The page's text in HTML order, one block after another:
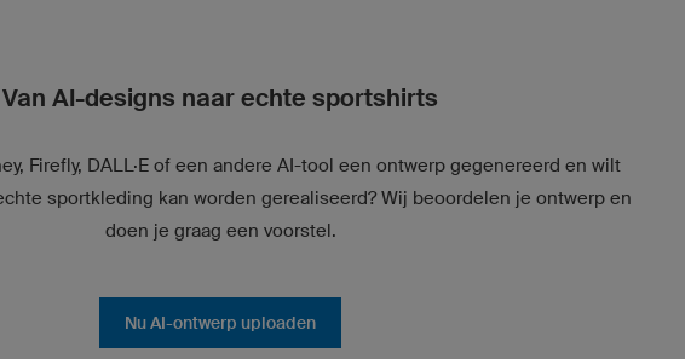
Van AI-designs naar echte sportshirts
Firefly, DALL·E of een andere AI-tool een ontwerp gegenereerd en wilt
sportkleding kan worden gerealiseerd? Wij beoordelen je ontwerp en
doen je graag een voorstel.
Nu AI-ontwerp uploaden